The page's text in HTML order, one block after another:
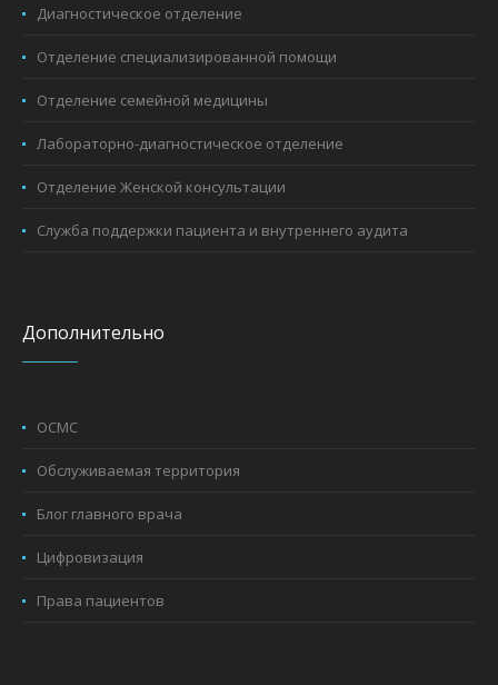
Диагностическое отделение
Отделение специализированной помощи
Отделение семейной медицины
Лабораторно-диагностическое отделение
Отделение Женской консультации
Служба поддержки пациента и внутреннего аудита
Дополнительно
ОСМС
Обслуживаемая территория
Блог главного врача
Цифровизация
Права пациентов